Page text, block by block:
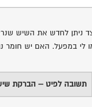
לחדש את השיש
לי במפעל. האם יש חומר
תשובה לפיט – הברקת